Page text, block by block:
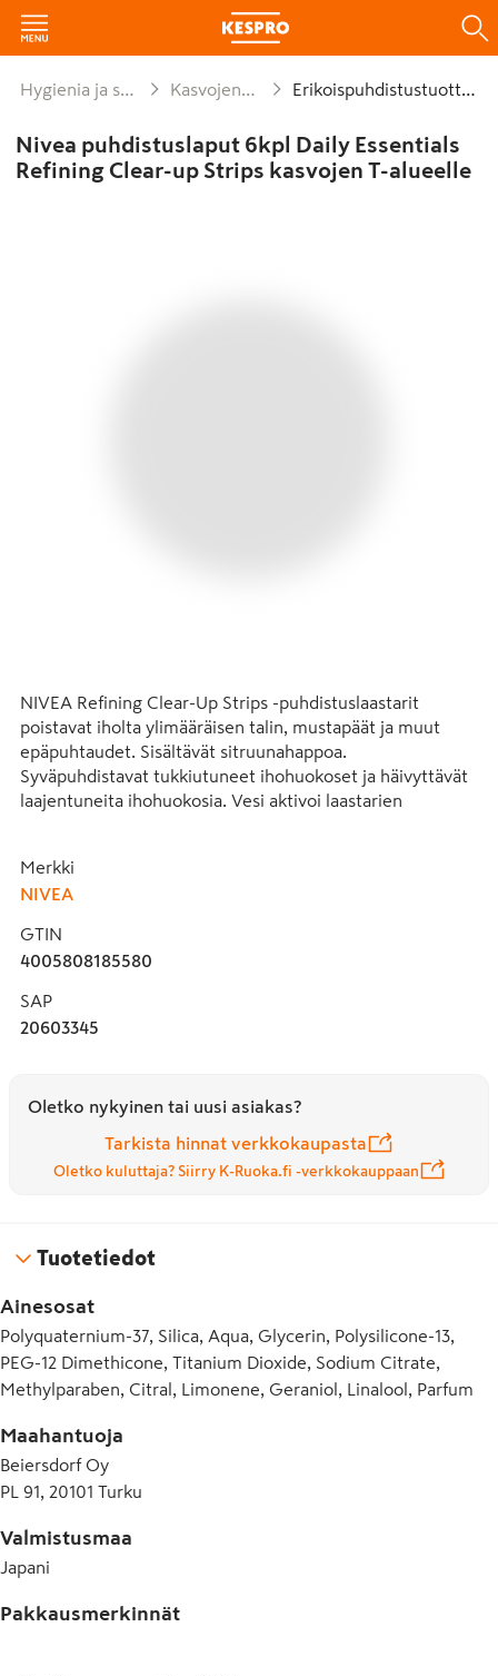
Hygienia ja siivous Kasvojenhoito Erikoispuhdistustuotteet
Nivea puhdistuslaput 6kpl Daily Essentials
Refining Clear-up Strips kasvojen T-alueelle
NIVEA Refining Clear-Up Strips -puhdistuslaastarit
poistavat iholta ylimääräisen talin, mustapäät ja muut
epäpuhtaudet. Sisältävät sitruunahappoa.
Syväpuhdistavat tukkiutuneet ihohuokoset ja häivyttävät
laajentuneita ihohuokosia. Vesi aktivoi laastarien
on suunniteltu sopimaan kasvojen iholle ja nenän alueelle.
Miellyttävä sitruunan tuoksu raikastaa ihoa. Laastarit
Sisältää 6 kertakäyttöpakkausta, 4 x nenälaastaria ja 2 x 2
poski- & otsalaastaria. Käyttö: Käytä laastareita kerran
viikossa osana ihonhoitorutiineja. Lue huolellisesti
käyttöohjeet ja varoitukset pakkausselosteesta ennen
kertakäyttöön!
Merkki
NIVEA
GTIN
4005808185580
SAP
20603345
Oletko nykyinen tai uusi asiakas?
Tarkista hinnat verkkokaupasta
Oletko kuluttaja? Siirry K-Ruoka.fi -verkkokauppaan
Tuotetiedot
Ainesosat
Polyquaternium-37, Silica, Aqua, Glycerin, Polysilicone-13,
PEG-12 Dimethicone, Titanium Dioxide, Sodium Citrate,
Methylparaben, Citral, Limonene, Geraniol, Linalool, Parfum
Maahantuoja
Beiersdorf Oy
PL 91, 20101 Turku
Valmistusmaa
Japani
Pakkausmerkinnät